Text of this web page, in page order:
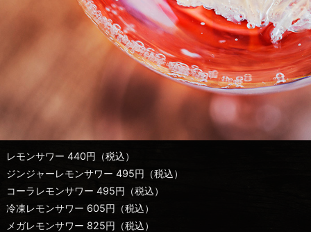
レモンサワー 440円（税込）
ジンジャーレモンサワー 495円（税込）
コーラレモンサワー 495円（税込）
冷凍レモンサワー 605円（税込）
メガレモンサワー 825円（税込）